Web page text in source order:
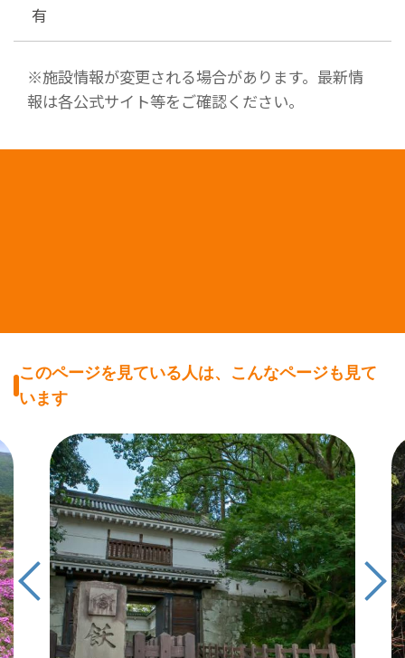
有
※施設情報が変更される場合があります。最新情
報は各公式サイト等をご確認ください。
このページを見ている人は、こんなページも見て
います